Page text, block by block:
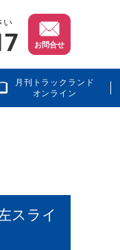
い
お問合せ
月刊トラックランド
オンライン
スライ